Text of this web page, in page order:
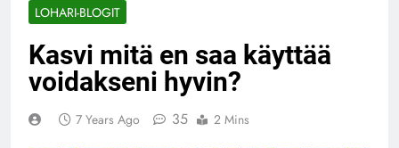
LOHARI-BLOGIT
Kasvi mitä en saa käyttää
voidakseni hyvin?
7 Years Ago 35 2 Mins